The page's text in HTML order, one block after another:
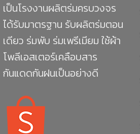
เป็นโรงงานผลิตร่มครบวงจร
ได้รับมาตรฐาน รับผลิตร่มตอน
เดียว ร่มพับ ร่มเพรีเมียม ใช้ผ้า
โพลีเอสเตอร์เคลือบสาร
กันแดดกันฝนเป็นอย่างดี